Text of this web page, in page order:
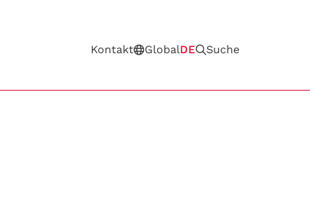
Kontakt GlobalDE Suche